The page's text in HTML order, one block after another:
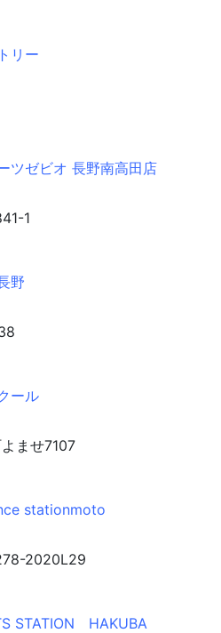
リー
ツゼビオ 長野南高田店
1
野
ール
ませ7107
stationmoto
2020L29
STATION HAKUBA